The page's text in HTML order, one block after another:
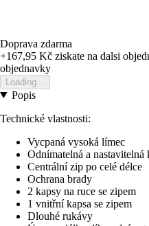
Doprava zdarma
+167,95 Kč ziskate na dalsi
objednavky
Loading...
Popis
Technické vlastnosti:
Vycpaná vysoká límec
Odnímatelná a nastavitelná
Centrální zip po celé délce
Ochrana brady
2 kapsy na ruce se zipem
1 vnitřní kapsa se zipem
Dlouhé rukávy